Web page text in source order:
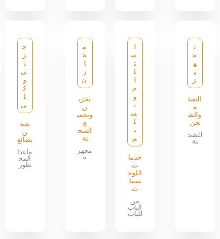
ت
ج
ه
ي
ز
التعبئ
ة
والش
حن
للشح
نة
س
ت
ل
ا
م
و
ت
س
ل
ي
م
خدما
ت
اللوج
ستيا
ت
من
الباب
للباب
م
خ
ا
ز
ن
تخزي
ن
وتجمي
ع
الشح
نة
مجهز
ة
ج
ز
ئ
ى
و
ك
ل
ى
شح
ن
بضائع
ماعدا
المح
ظور